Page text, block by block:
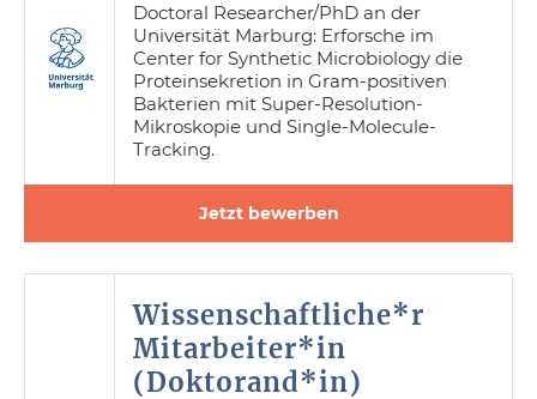
Doctoral Researcher/PhD an der
Universität Marburg: Erforsche im
Center for Synthetic Microbiology die
Proteinsekretion in Gram-positiven
Bakterien mit Super-Resolution-
Mikroskopie und Single-Molecule-
Tracking.
Jetzt bewerben
Wissenschaftliche*r
Mitarbeiter*in
(Doktorand*in)